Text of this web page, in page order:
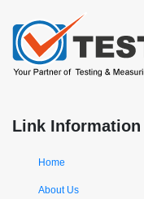
Link Information
Home
About Us